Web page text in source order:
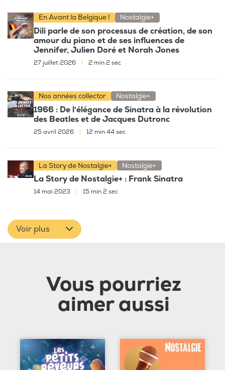
En Avant la Belgique ! Nostalgie+
Dili parle de son processus de création, de son
amour du piano et de ses influences de
Jennifer, Julien Doré et Norah Jones
27 juillet 2026 2 min 2 sec
Nos années collector Nostalgie+
1966 : De l'élégance de Sinatra à la révolution
des Beatles et de Jacques Dutronc
25 avril 2026 12 min 44 sec
La Story de Nostalgie+ Nostalgie+
La Story de Nostalgie+ : Frank Sinatra
14 mai 2023 | 15 min 2 sec
Voir plus
Vous pourriez
aimer aussi